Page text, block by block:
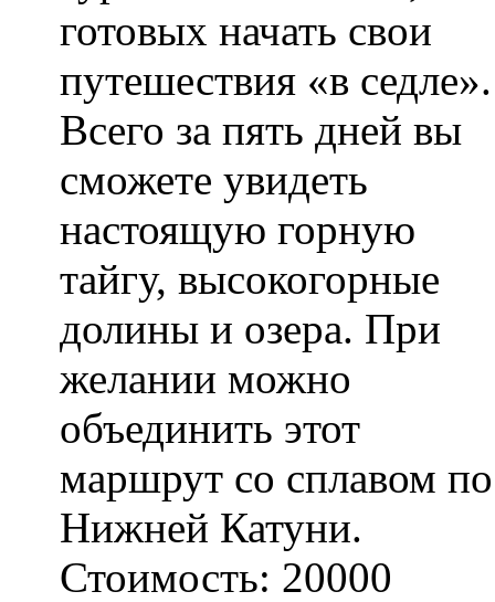
готовых начать свои
путешествия «в седле».
Всего за пять дней вы
сможете увидеть
настоящую горную
тайгу, высокогорные
долины и озера. При
желании можно
объединить этот
маршрут со сплавом по
Нижней Катуни.
Стоимость: 20000